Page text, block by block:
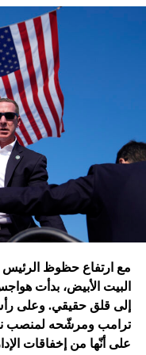
تقُم بمثله غارات
الإسرائيلية للمرّة
الجنوب في عدلون في
ترامب الذي
التي اندلعت
يضغط على
في غزة
إدارة بايدن ونهاية
فتح باباً كبيراً على
إسرائيل معها، أبرزها:
مع ارتفاع حظوظ الرئيس
البيت الأبيض، بدأت
إلى قلق حقيقي. وعلى
ترامب ومرشّحه لمنصب
على أنّها من إخفاقات